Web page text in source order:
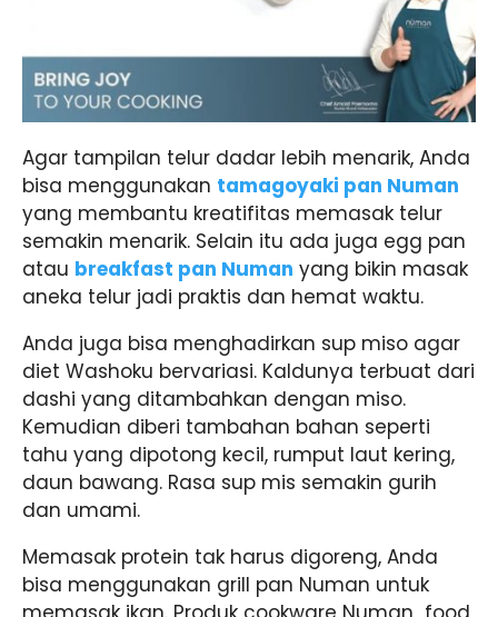
Agar tampilan telur dadar lebih menarik, Anda
bisa menggunakan tamagoyaki pan Numan
yang membantu kreatifitas memasak telur
semakin menarik. Selain itu ada juga egg pan
atau breakfast pan Numan yang bikin masak
aneka telur jadi praktis dan hemat waktu.
Anda juga bisa menghadirkan sup miso agar
diet Washoku bervariasi. Kaldunya terbuat dari
dashi yang ditambahkan dengan miso.
Kemudian diberi tambahan bahan seperti
tahu yang dipotong kecil, rumput laut kering,
daun bawang. Rasa sup mis semakin gurih
dan umami.
Memasak protein tak harus digoreng, Anda
bisa menggunakan grill pan Numan untuk